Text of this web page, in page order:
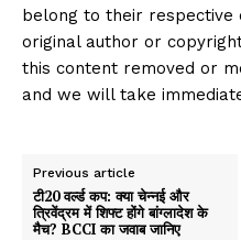
belong to their respective
original author or
this content removed or
and we will take
Previous article
टी20 वर्ल्ड कप: क्या चेन्नई और
त्रिवेंद्रम में शिफ्ट होंगे बांग्लादेश के
मैच? BCCI का जवाब जानिए